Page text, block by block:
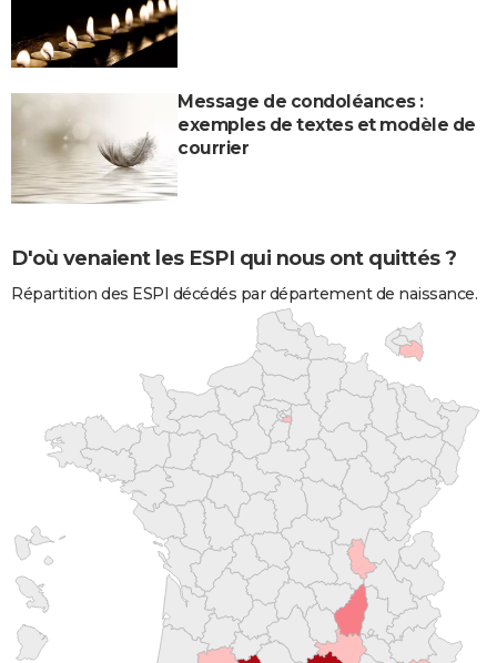
Message de condoléances :
exemples de textes et modèle de
courrier
D'où venaient les ESPI qui nous ont quittés ?
Répartition des ESPI décédés par département de naissance.